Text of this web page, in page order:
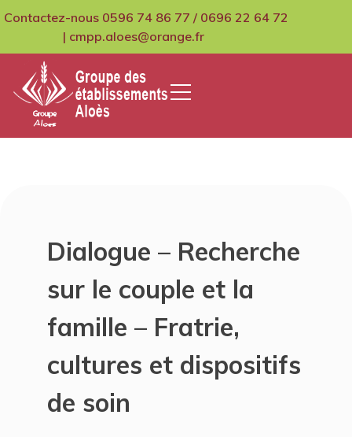
Contactez-nous 0596 74 86 77 / 0696 22 64 72
| cmpp.aloes@orange.fr
GCMPIH Aloes
Dialogue – Recherche
sur le couple et la
famille – Fratrie,
cultures et dispositifs
de soin